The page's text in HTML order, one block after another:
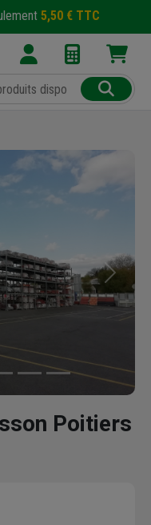
5,50 € TTC
Suivant
Poitiers